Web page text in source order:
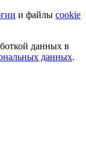
и файлы cookie
данных в
данных.